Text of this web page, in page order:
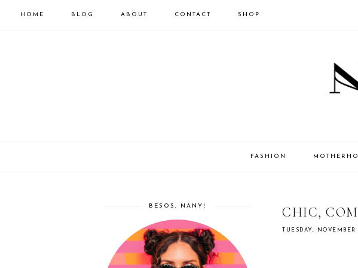
HOME BLOG ABOUT CONTACT SHOP
FASHION
CHIC,
TUESDAY, NOVEMBER
BESOS, NANY!